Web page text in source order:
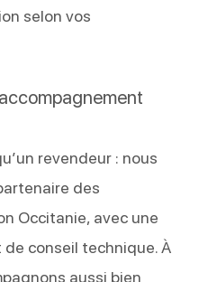
selon vos
revendeur : nous
des
Occitanie, avec une
conseil technique. À
aussi bien